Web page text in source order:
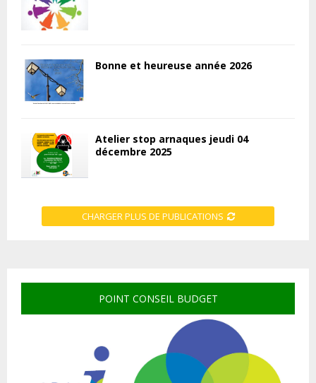
Bonne et heureuse année 2026
Atelier stop arnaques jeudi 04
décembre 2025
CHARGER PLUS DE PUBLICATIONS
POINT CONSEIL BUDGET